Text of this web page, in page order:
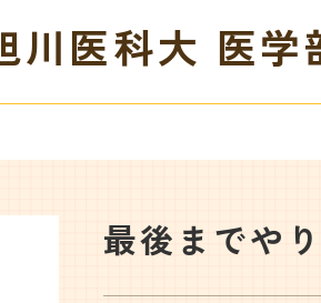
川医科大 医学
最後までや